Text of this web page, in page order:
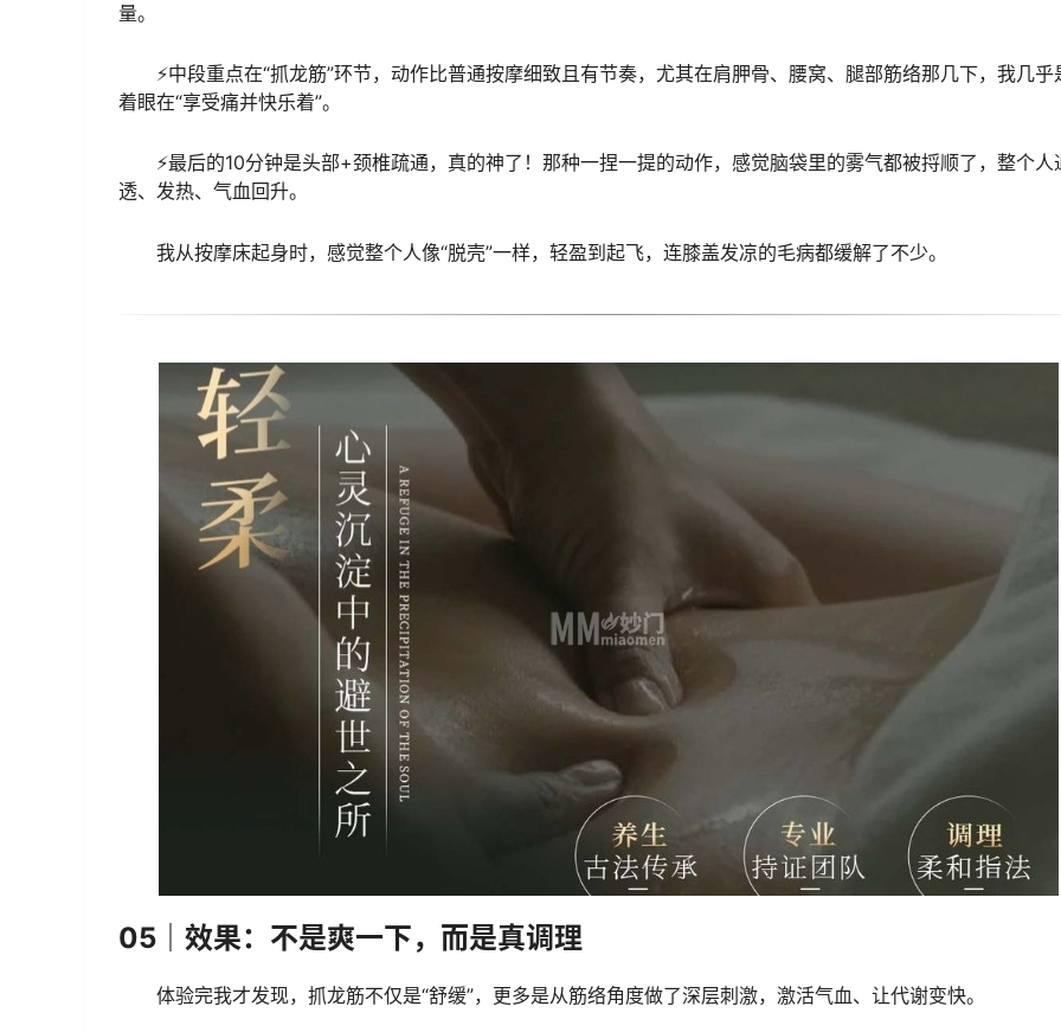
量。
⚡中段重点在“抓龙筋”环节，动作比普通按摩细致且有节奏，尤其在肩胛骨、腰窝、腿部筋络那几下，我几乎
着眼在“享受痛并快乐着”。
⚡最后的10分钟是头部+颈椎疏通，真的神了！那种一捏一提的动作，感觉脑袋里的雾气都被捋顺了，整个人
透、发热、气血回升。
我从按摩床起身时，感觉整个人像“脱壳”一样，轻盈到起飞，连膝盖发凉的毛病都缓解了不少。
05｜效果：不是爽一下，而是真调理
体验完我才发现，抓龙筋不仅是“舒缓”，更多是从筋络角度做了深层刺激，激活气血、让代谢变快。